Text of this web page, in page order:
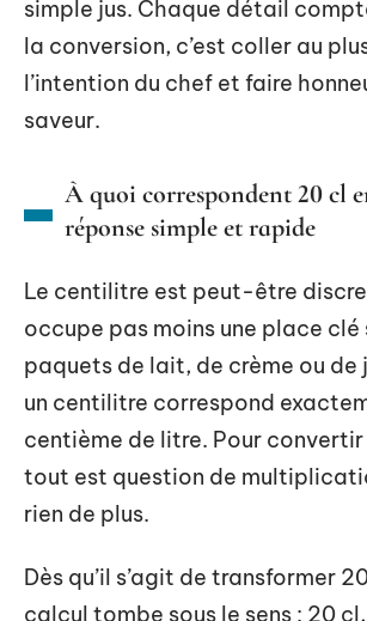
simple jus. Chaque détail
la conversion, c’est coller au
l’intention du chef et faire
saveur.
À quoi correspondent 20 cl
réponse simple et rapide
Le centilitre est peut-être
occupe pas moins une place clé
paquets de lait, de crème ou de
un centilitre correspond
centième de litre. Pour
tout est question de
rien de plus.
Dès qu’il s’agit de transformer
calcul tombe sous le sens : 20